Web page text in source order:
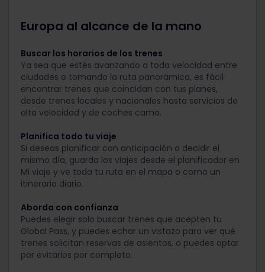
Europa al alcance de la mano
Buscar los horarios de los trenes
Ya sea que estés avanzando a toda velocidad entre
ciudades o tomando la ruta panorámica, es fácil
encontrar trenes que coincidan con tus planes,
desde trenes locales y nacionales hasta servicios de
alta velocidad y de coches cama.
Planifica todo tu viaje
Si deseas planificar con anticipación o decidir el
mismo día, guarda los viajes desde el planificador en
Mi viaje y ve toda tu ruta en el mapa o como un
itinerario diario.
Aborda con confianza
Puedes elegir solo buscar trenes que acepten tu
Global Pass, y puedes echar un vistazo para ver qué
trenes solicitan reservas de asientos, o puedes optar
por evitarlos por completo.